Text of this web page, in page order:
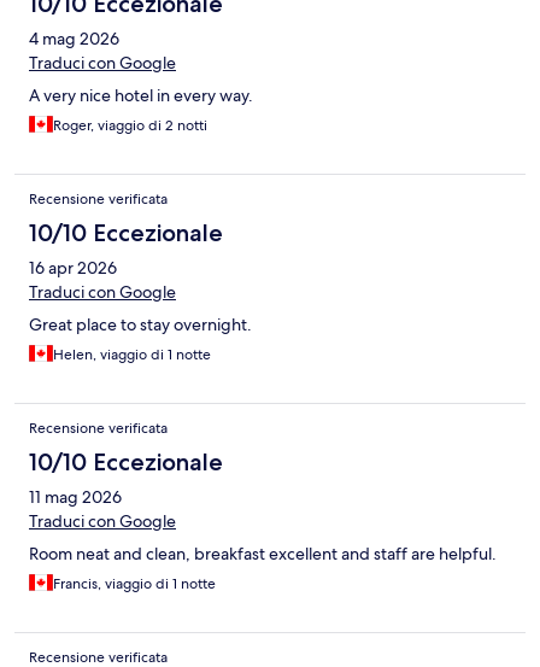
4 mag 2026
Traduci con Google
A very nice hotel in every way.
Roger, viaggio di 2 notti
Recensione verificata
10/10 Eccezionale
16 apr 2026
Traduci con Google
Great place to stay overnight.
Helen, viaggio di 1 notte
Recensione verificata
10/10 Eccezionale
11 mag 2026
Traduci con Google
Room neat and clean, breakfast excellent and staff are helpful.
Francis, viaggio di 1 notte
Recensione verificata